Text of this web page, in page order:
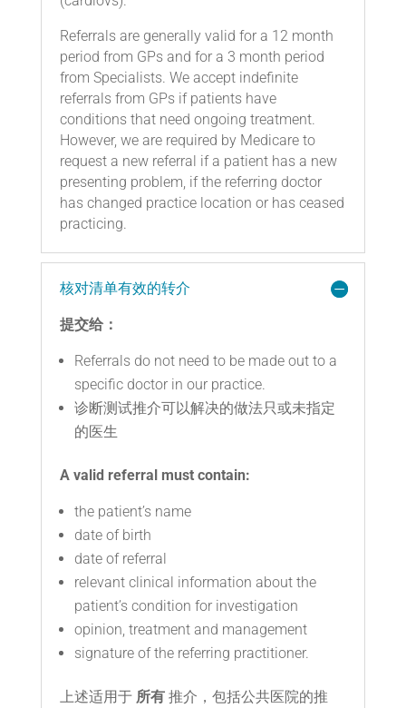
Referrals are generally valid for a 12 month
period from GPs and for a 3 month period
from Specialists. We accept indefinite
referrals from GPs if patients have
conditions that need ongoing treatment.
However, we are required by Medicare to
request a new referral if a patient has a new
presenting problem, if the referring doctor
has changed practice location or has ceased
practicing.
核对清单有效的转介
提交给：
Referrals do not need to be made out to a
specific doctor in our practice.
诊断测试推介可以解决的做法只或未指定
的医生
A valid referral must contain:
the patient’s name
date of birth
date of referral
relevant clinical information about the
patient’s condition for investigation
opinion, treatment and management
signature of the referring practitioner.
上述适用于 所有推介，包括公共医院的推